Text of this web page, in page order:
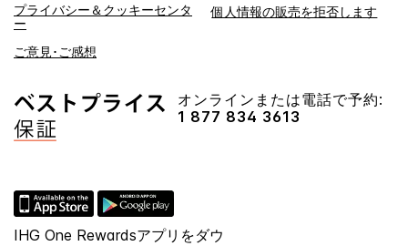
プライバシー＆クッキーセンタ
ー
個人情報の販売を拒否します
ご意見･ご感想
オンラインまたは電話で予約:
1 877 834 3613
IHG One Rewardsアプリをダウ